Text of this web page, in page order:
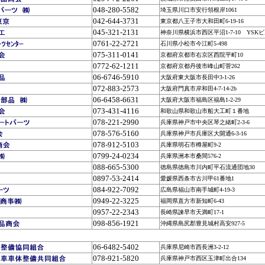
048-280-5582 埼玉県川口市安行領根岸1061
042-644-3731 東京都八王子市大和田町6-19-16
045-321-2131 神奈川県横浜市西区平沼1-7-10 YSKビ
0761-22-2721 石川県小松市今江町5-498
075-311-0141 京都府京都市右京区西院平町10
0772-62-1211 京都府京都丹後市峰山町菅262
06-6746-5910 大阪府東大阪市長田中3-1-26
072-883-2573 大阪府門真市岸和田4-7-14-2b
06-6458-6631 大阪府大阪市福島区福島1-2-29
073-431-4116 和歌山県和歌山市船大工町１番地
078-221-2990 兵庫県神戸市中央区琴之緒町2-3-6
078-576-5160 兵庫県神戸市兵庫区大開通6-3-16
078-912-5103 兵庫県明石市樽屋町9-2
0799-24-0234 兵庫県洲本市桑間576-2
088-665-5300 徳島県徳島市川内町平石流通団地30
0897-53-2414 愛媛県西条市古川甲61番地1
084-922-7092 広島県福山市南手城町4-19-3
0949-22-3225 福岡県直方市新知町6-43
0957-22-2343 長崎県諫早市天満町17-1
098-856-1921 沖縄県島尻郡豊見城村高安927-5
06-6482-5402 兵庫県尼崎市西長洲3-2-12
078-921-5820 兵庫県神戸市西区玉津町出合134